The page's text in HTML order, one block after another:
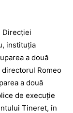
Direcţiei
instituţia
a două
Romeo
a două
de execuţie
Tineret, în